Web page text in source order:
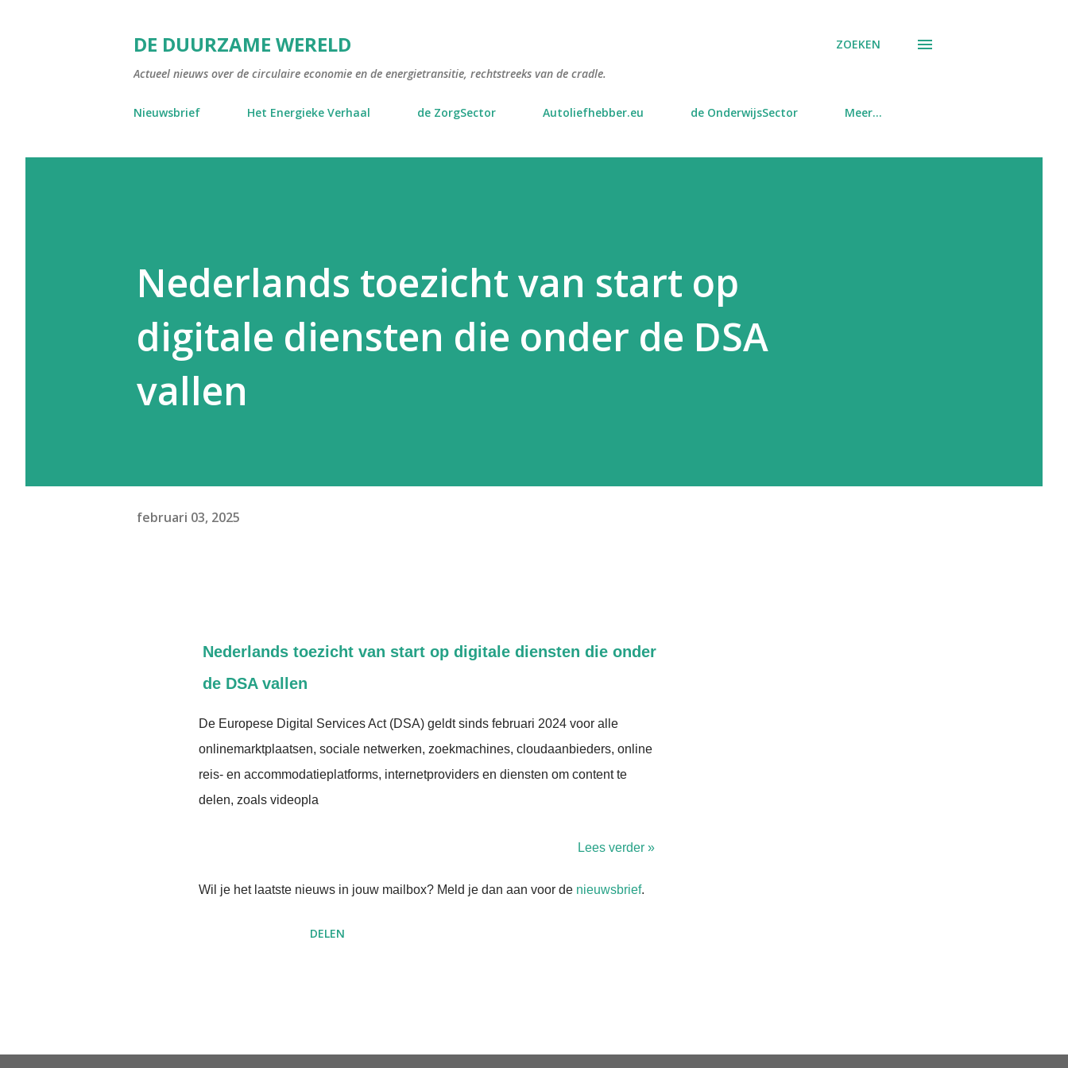
DE DUURZAME WERELD
Actueel nieuws over de circulaire economie en de energietransitie, rechtstreeks van de cradle.
ZOEKEN
Nieuwsbrief Het Energieke Verhaal de ZorgSector Autoliefhebber.eu de OnderwijsSector Meer…
Nederlands toezicht van start op
digitale diensten die onder de DSA
vallen
februari 03, 2025
Nederlands toezicht van start op digitale diensten die onder
de DSA vallen
De Europese Digital Services Act (DSA) geldt sinds februari 2024 voor alle
onlinemarktplaatsen, sociale netwerken, zoekmachines, cloudaanbieders, online
reis- en accommodatieplatforms, internetproviders en diensten om content te
delen, zoals videopla
Lees verder »
Wil je het laatste nieuws in jouw mailbox? Meld je dan aan voor de nieuwsbrief.
DELEN